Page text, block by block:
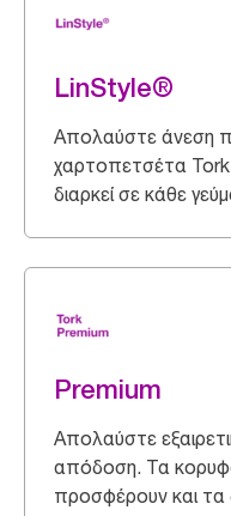
LinStyle®
Απολαύστε άνεση
χαρτοπετσέτα
διαρκεί σε κάθε
Premium
Απολαύστε
απόδοση. Τα
προσφέρουν και τα